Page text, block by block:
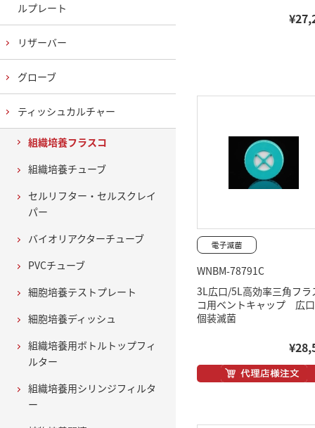
WNBM-78791C
3L広口/5L高効率三角フラ
コ用ベントキャップ
個装滅菌
ルプレート
リザーバー
グローブ
ティッシュカルチャー
組織培養フラスコ
組織培養チューブ
セルリフター・セルスクレイ
パー
バイオリアクターチューブ
PVCチューブ
細胞培養テストプレート
細胞培養ディッシュ
組織培養用ボトルトップフィ
ルター
組織培養用シリンジフィルタ
ー